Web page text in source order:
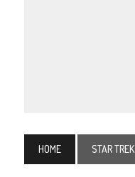
HOME STAR TREK